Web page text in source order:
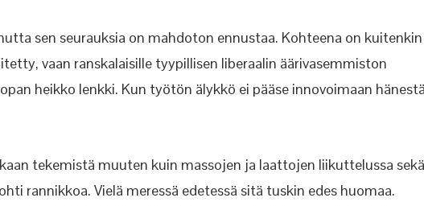
sen seurauksia on mahdoton ennustaa. Kohteena on kuitenkin
vaan ranskalaisille tyypillisen liberaalin äärivasemmiston
heikko lenkki. Kun työtön älykkö ei pääse innovoimaan
tekemistä muuten kuin massojen ja laattojen liikuttelussa sekä
rannikkoa. Vielä meressä edetessä sitä tuskin edes huomaa.